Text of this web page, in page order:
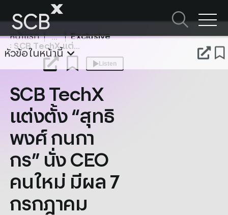
to
content
ค้นหาใน SCBX
Search
for:
หัวข้อในหน้านี้
หน้าแรก
Exclusive
: SCB TechX แต่งตั้ง “สุทธิพงศ์ กนกากร” นั่ง CEO คนใหม่ มีผล 7 กรกฎาคม 2568
Listen
SCB TechX
แต่งตั้ง “สุทธิ
พงศ์ กนกา
กร” นั่ง CEO
คนใหม่ มีผล 7
กรกฎาคม